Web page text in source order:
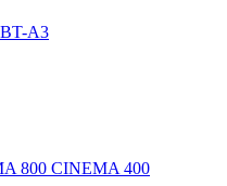
A3
800 CINEMA 400